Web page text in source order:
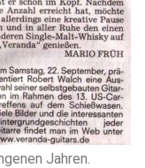
Jahren.